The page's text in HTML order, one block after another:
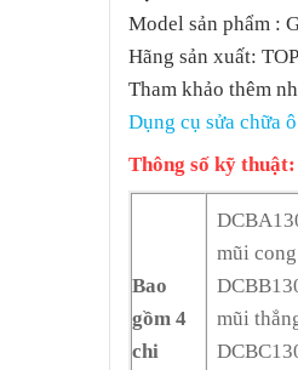
Model sản phẩm :
Hãng sản xuất:
Tham khảo thêm
Dụng cụ sửa chữa
Thông số kỹ thuật:
Bao
gồm 4
chi
mũi
mũi